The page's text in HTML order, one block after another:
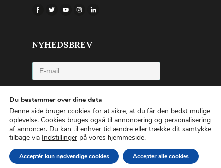
NYHEDSBREV
TILMELD NYHEDSBREVET
Copyright © 2022 | Emilia van Hauen |Privatlivspolitik |Om
cookies
Du bestemmer over dine data
Denne side bruger cookies for at sikre, at du får den bedst mulige
oplevelse. Cookies bruges også til annoncering og personalisering
af annoncer. Du kan til enhver tid ændre eller trække dit samtykke
tilbage via Indstillinger på vores hjemmeside.
Accepter alle cookies
Acceptér kun nødvendige cookies